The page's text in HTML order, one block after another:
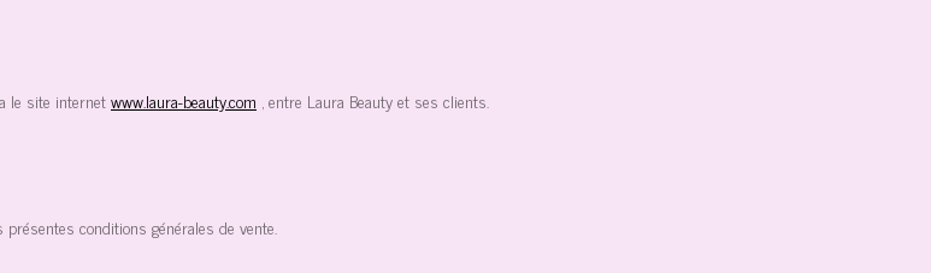
le site internetwww.laura-beauty.com , entre Laura Beauty et ses clients.
conditions générales de vente.